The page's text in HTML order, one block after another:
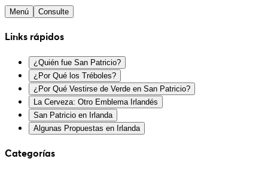
Menú Consulte
Links rápidos
¿Quién fue San Patricio?
¿Por Qué los Tréboles?
¿Por Qué Vestirse de Verde en San Patricio?
La Cerveza: Otro Emblema Irlandés
San Patricio en Irlanda
Algunas Propuestas en Irlanda
Categorías